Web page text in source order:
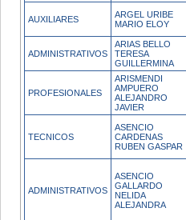
AUXILIARES
ARGEL URIBE
MARIO ELOY
ADMINISTRATIVOS
ARIAS BELLO
TERESA
GUILLERMINA
PROFESIONALES
ARISMENDI
AMPUERO
ALEJANDRO
JAVIER
TECNICOS
ASENCIO
CARDENAS
RUBEN GASPAR
ADMINISTRATIVOS
ASENCIO
GALLARDO
NELIDA
ALEJANDRA